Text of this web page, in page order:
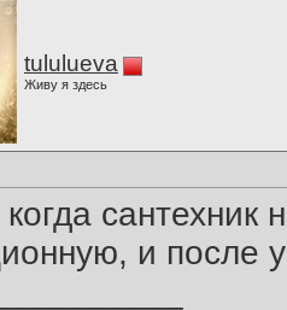
tululueva
Живу я здесь
сантехник
и после